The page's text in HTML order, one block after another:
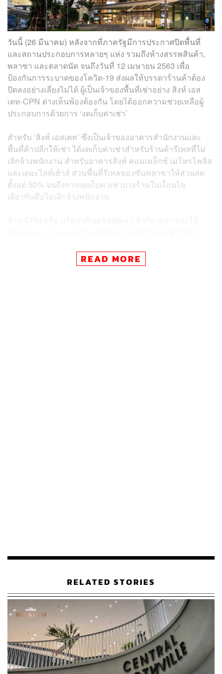
วันนี้ (26 มีนาคม) หลังจากที่ภาครัฐมีการประกาศปิดพื้นที่
และสถานประกอบการหลายๆ แห่ง รวมถึงห้างสรรพสินค้า,
พลาซา และตลาดนัด จนถึงวันที่ 12 เมษายน 2563 เพื่อ
ป้องกันการระบาดของโควิด-19 ส่งผลให้บรรดาร้านค้าต้อง
ปิดลงอย่างเลี่ยงไม่ได้ ผู้เป็นเจ้าของพื้นที่เช่าอย่าง สิงห์ เอส
เตท-CPN ต่างเห็นพ้องต้องกัน โดยได้ออกความช่วยเหลือผู้
ประกอบการด้วยการ ‘งดเก็บค่าเช่า’
สำหรับ ‘สิงห์ เอสเตท’ ซึ่งเป็นเจ้าของอาคารสำนักงานและ
พื้นที่ค้าปลีกให้เช่า ได้งดเก็บค่าเช่าสำหรับร้านค้ารีเทลที่ไม่
เลิกจ้างพนักงาน สำหรับอาคารสิงห์ คอมเพล็กซ์ เมโทรโพลิส
และเดอะไลท์เฮ้าส์ ส่วนพื้นที่รีเทลของซันพลาซาให้ส่วนลด
ตั้งแต่ 50% จนถึงการงดเก็บค่าเช่าบางร้านในเงื่อนไข
เดียวกันคือไม่เลิกจ้างพนักงาน
บริการชั่วคราวตามประกาศภาครัฐ และสำหรับร้านค้าที่ยัง
คงเปิดดำเนินการได้ด้วยการลดค่าเช่า 10-50% ตามผลกระ
Content Creator ประจำกองบรรณาธิการ
โลกออฟไลน์และออนไลน์มาถอดรหัสความ
ไอเดียใหม่ๆ
READ MORE
RELATED STORIES